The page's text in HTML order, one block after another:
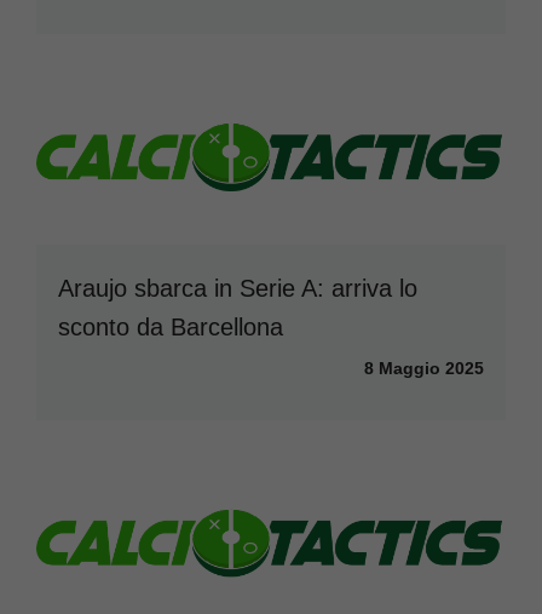
Araujo sbarca in Serie A: arriva lo
sconto da Barcellona
8 Maggio 2025